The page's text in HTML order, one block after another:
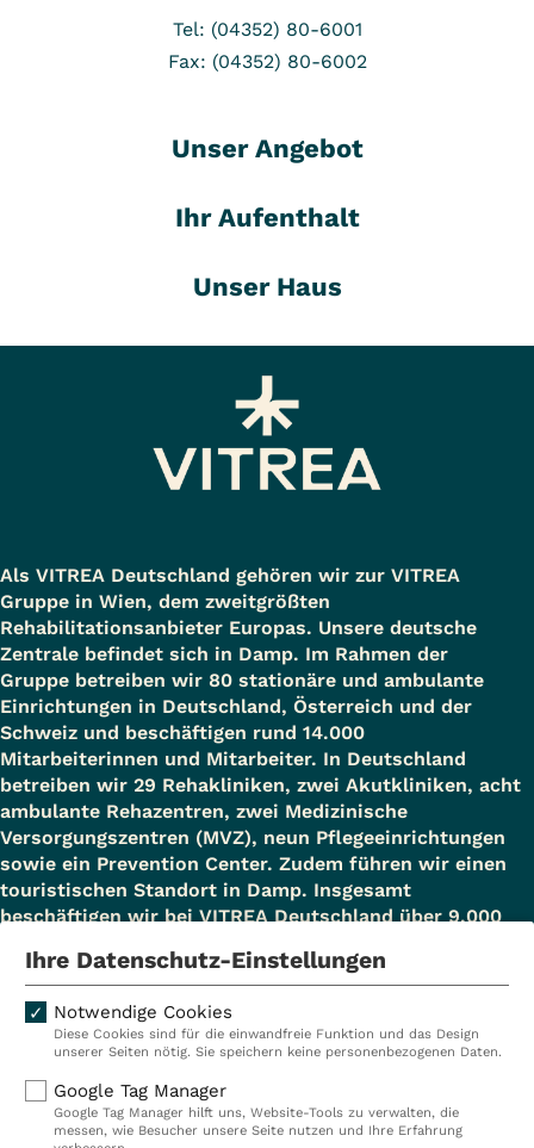
Tel: (04352) 80-6001
Fax: (04352) 80-6002
Unser Angebot
Ihr Aufenthalt
Unser Haus
Als VITREA Deutschland gehören wir zur VITREA
Gruppe in Wien, dem zweitgrößten
Rehabilitationsanbieter Europas. Unsere deutsche
Zentrale befindet sich in Damp. Im Rahmen der
Gruppe betreiben wir 80 stationäre und ambulante
Einrichtungen in Deutschland, Österreich und der
Schweiz und beschäftigen rund 14.000
Mitarbeiterinnen und Mitarbeiter. In Deutschland
betreiben wir 29 Rehakliniken, zwei Akutkliniken, acht
ambulante Rehazentren, zwei Medizinische
Versorgungszentren (MVZ), neun Pflegeeinrichtungen
sowie ein Prevention Center. Zudem führen wir einen
touristischen Standort in Damp. Insgesamt
beschäftigen wir bei VITREA Deutschland über 9.000
Kliniken
Ambulant
Reha
Prävention
Karriere
Ihre Datenschutz-Einstellungen
Notwendige Cookies
Diese Cookies sind für die einwandfreie Funktion und das Design
unserer Seiten nötig. Sie speichern keine personenbezogenen Daten.
Google Tag Manager
Google Tag Manager hilft uns, Website-Tools zu verwalten, die
messen, wie Besucher unsere Seite nutzen und Ihre Erfahrung